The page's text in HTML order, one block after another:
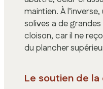
maintien. À
solives a de
cloison, car il ne
du plancher
Le soutien de